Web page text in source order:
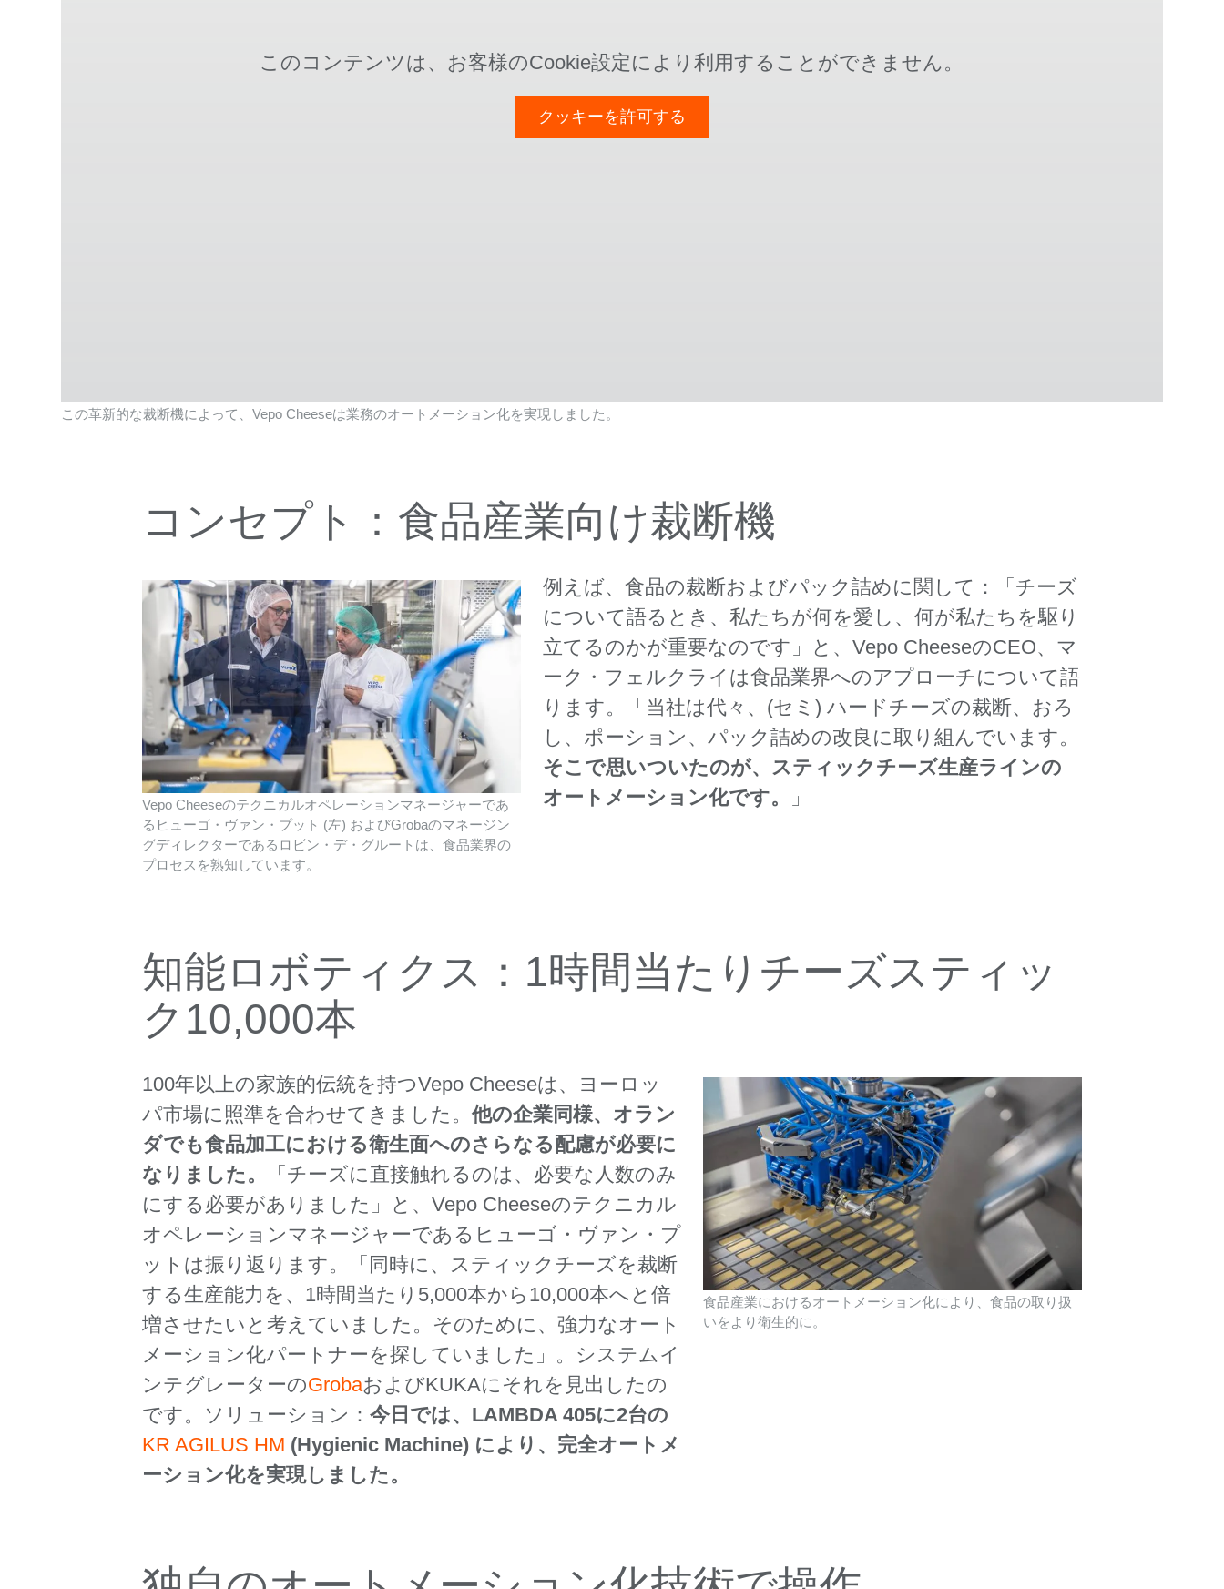
このコンテンツは、お客様のCookie設定により利用することができません。
クッキーを許可する
この革新的な裁断機によって、Vepo Cheeseは業務のオートメーション化を実現しました。
コンセプト：食品産業向け裁断機
例えば、食品の裁断およびパック詰めに関して：「チーズ
について語るとき、私たちが何を愛し、何が私たちを駆り
立てるのかが重要なのです」と、Vepo CheeseのCEO、マ
ーク・フェルクライは食品業界へのアプローチについて語
ります。「当社は代々、(セミ) ハードチーズの裁断、おろ
し、ポーション、パック詰めの改良に取り組んでいます。
そこで思いついたのが、スティックチーズ生産ラインの
オートメーション化です。
」
Vepo Cheeseのテクニカルオペレーションマネージャーであ
るヒューゴ・ヴァン・プット (左) およびGrobaのマネージン
グディレクターであるロビン・デ・グルートは、食品業界の
プロセスを熟知しています。
知能ロボティクス：1時間当たりチーズスティッ
ク10,000本
100年以上の家族的伝統を持つVepo Cheeseは、ヨーロッ
パ市場に照準を合わせてきました。 他の企業同様、オラン
ダでも食品加工における衛生面へのさらなる配慮が必要に
なりました。
「チーズに直接触れるのは、必要な人数のみ
にする必要がありました」と、Vepo Cheeseのテクニカル
オペレーションマネージャーであるヒューゴ・ヴァン・プ
ットは振り返ります。「同時に、スティックチーズを裁断
する生産能力を、1時間当たり5,000本から10,000本へと倍
増させたいと考えていました。そのために、強力なオート
メーション化パートナーを探していました」。システムイ
ンテグレーターのGrobaおよびKUKAにそれを見出したの
です。ソリューション： 今日では、LAMBDA 405に2台の
KR AGILUS HM (Hygienic Machine) により、完全オートメ
ーション化を実現しました。
食品産業におけるオートメーション化により、食品の取り扱
いをより衛生的に。